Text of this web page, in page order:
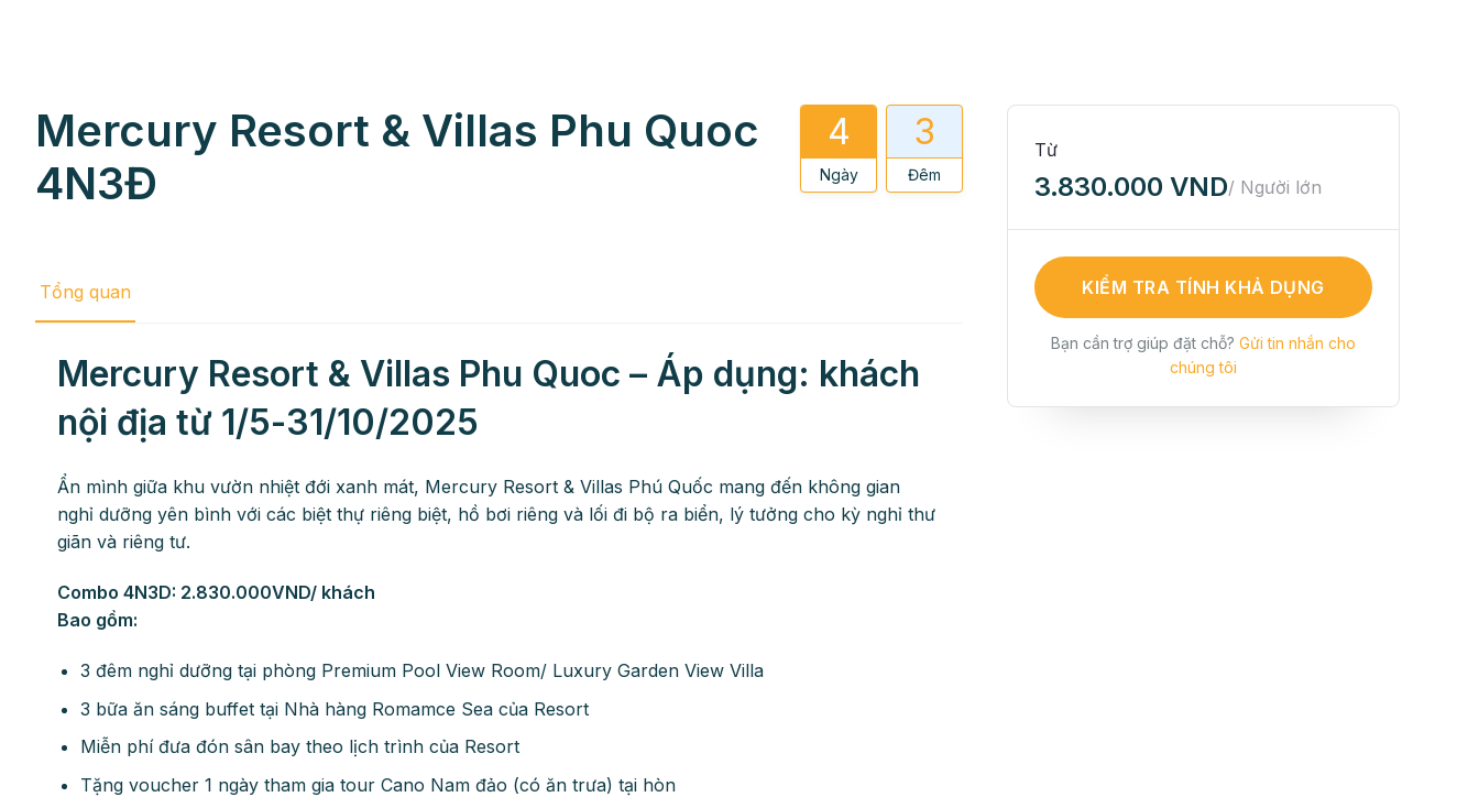
Mercury Resort & Villas Phu Quoc
4N3Đ
4
Ngày
3
Đêm
Tổng quan
Mercury Resort & Villas Phu Quoc – Áp dụng: khách
nội địa từ 1/5-31/10/2025
Ẩn mình giữa khu vườn nhiệt đới xanh mát, Mercury Resort & Villas Phú Quốc mang đến không gian
nghỉ dưỡng yên bình với các biệt thự riêng biệt, hồ bơi riêng và lối đi bộ ra biển, lý tưởng cho kỳ nghỉ thư
giãn và riêng tư.
Combo 4N3D: 2.830.000VND/ khách
Bao gồm:
3 đêm nghỉ dưỡng tại phòng Premium Pool View Room/ Luxury Garden View Villa
3 bữa ăn sáng buffet tại Nhà hàng Romamce Sea của Resort
Miễn phí đưa đón sân bay theo lịch trình của Resort
Tặng voucher 1 ngày tham gia tour Cano Nam đảo (có ăn trưa) tại hòn
Từ
3.830.000 VND/ Người lớn
KIỂM TRA TÍNH KHẢ DỤNG
Bạn cần trợ giúp đặt chỗ? Gửi tin nhắn cho
chúng tôi